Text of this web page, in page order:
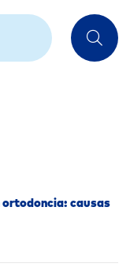
ortodoncia: causas